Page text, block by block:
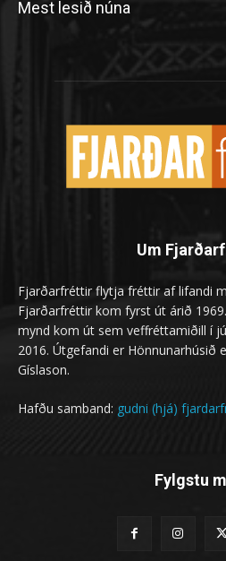
Mest lesið núna
Um
Fjarðarfréttir flytja fréttir af lifandi
Fjarðarfréttir kom fyrst út árið
mynd kom út sem veffréttamiðill í
2016. Útgefandi er Hönnunarhúsið
Gíslason.
Hafðu samband: gudni (hjá)
Fylgstu